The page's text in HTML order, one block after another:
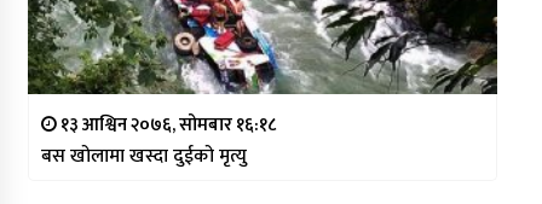
१३ आश्विन २०७६, सोमबार १६:१८
बस खोलामा खस्दा दुईको मृत्यु